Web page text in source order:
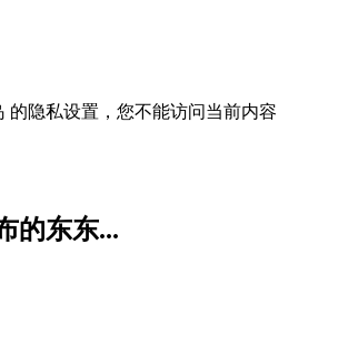
的隐私设置，您不能访问当前内容
的东东...